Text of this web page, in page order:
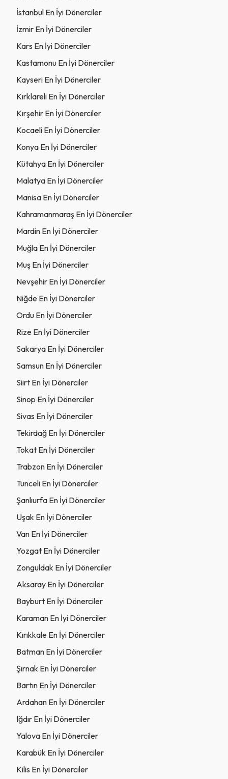
İstanbul En İyi Dönerciler
İzmir En İyi Dönerciler
Kars En İyi Dönerciler
Kastamonu En İyi Dönerciler
Kayseri En İyi Dönerciler
Kırklareli En İyi Dönerciler
Kırşehir En İyi Dönerciler
Kocaeli En İyi Dönerciler
Konya En İyi Dönerciler
Kütahya En İyi Dönerciler
Malatya En İyi Dönerciler
Manisa En İyi Dönerciler
Kahramanmaraş En İyi Dönerciler
Mardin En İyi Dönerciler
Muğla En İyi Dönerciler
Muş En İyi Dönerciler
Nevşehir En İyi Dönerciler
Niğde En İyi Dönerciler
Ordu En İyi Dönerciler
Rize En İyi Dönerciler
Sakarya En İyi Dönerciler
Samsun En İyi Dönerciler
Siirt En İyi Dönerciler
Sinop En İyi Dönerciler
Sivas En İyi Dönerciler
Tekirdağ En İyi Dönerciler
Tokat En İyi Dönerciler
Trabzon En İyi Dönerciler
Tunceli En İyi Dönerciler
Şanlıurfa En İyi Dönerciler
Uşak En İyi Dönerciler
Van En İyi Dönerciler
Yozgat En İyi Dönerciler
Zonguldak En İyi Dönerciler
Aksaray En İyi Dönerciler
Bayburt En İyi Dönerciler
Karaman En İyi Dönerciler
Kırıkkale En İyi Dönerciler
Batman En İyi Dönerciler
Şırnak En İyi Dönerciler
Bartın En İyi Dönerciler
Ardahan En İyi Dönerciler
Iğdır En İyi Dönerciler
Yalova En İyi Dönerciler
Karabük En İyi Dönerciler
Kilis En İyi Dönerciler